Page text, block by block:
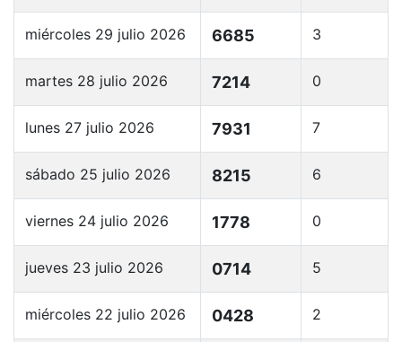
miércoles 29 julio 2026 6685 3
martes 28 julio 2026 7214 0
lunes 27 julio 2026 7931 7
sábado 25 julio 2026 8215 6
viernes 24 julio 2026 1778 0
jueves 23 julio 2026 0714 5
miércoles 22 julio 2026 0428 2